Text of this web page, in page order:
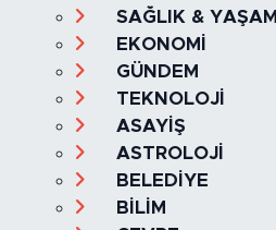
SAĞLIK & YAŞAM
EKONOMİ
GÜNDEM
TEKNOLOJİ
ASAYİŞ
ASTROLOJİ
BELEDİYE
BİLİM